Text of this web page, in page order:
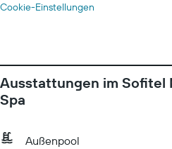
Cookie-Einstellungen
Ausstattungen im Sofitel
Spa
Außenpool